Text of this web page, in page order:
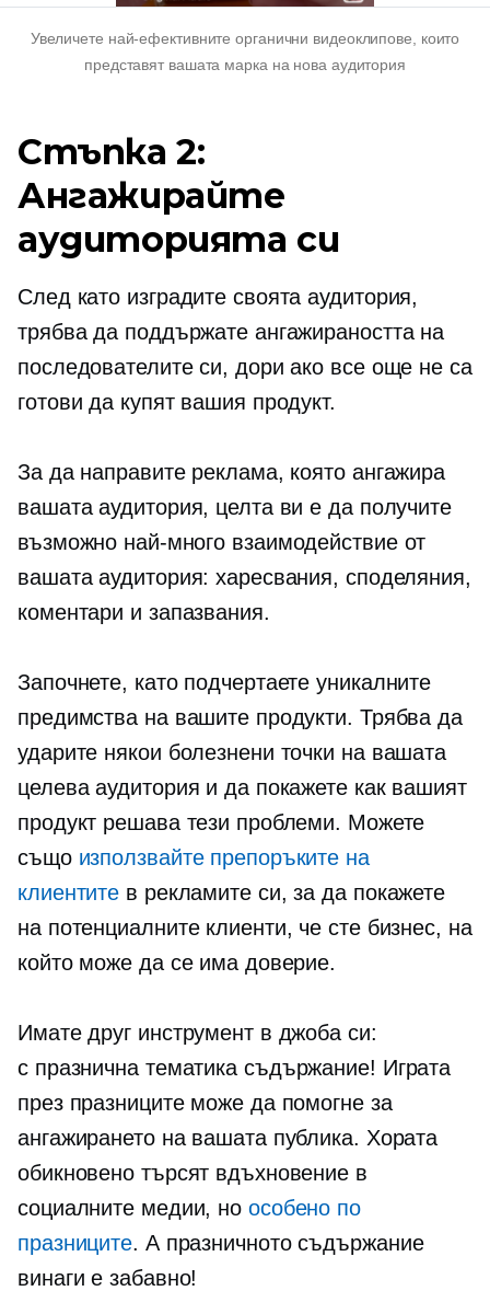
Увеличете най-ефективните органични видеоклипове, които
представят вашата марка на нова аудитория
Стъпка 2:
Ангажирайте
аудиторията си
След като изградите своята аудитория,
трябва да поддържате ангажираността на
последователите си, дори ако все още не са
готови да купят вашия продукт.
За да направите реклама, която ангажира
вашата аудитория, целта ви е да получите
възможно най-много взаимодействие от
вашата аудитория: харесвания, споделяния,
коментари и запазвания.
Започнете, като подчертаете уникалните
предимства на вашите продукти. Трябва да
ударите някои болезнени точки на вашата
целева аудитория и да покажете как вашият
продукт решава тези проблеми. Можете
също използвайте препоръките на
клиентите в рекламите си, за да покажете
на потенциалните клиенти, че сте бизнес, на
който може да се има доверие.
Имате друг инструмент в джоба си:
с празнична тематика съдържание! Играта
през празниците може да помогне за
ангажирането на вашата публика. Хората
обикновено търсят вдъхновение в
социалните медии, но особено по
празниците. А празничното съдържание
винаги е забавно!